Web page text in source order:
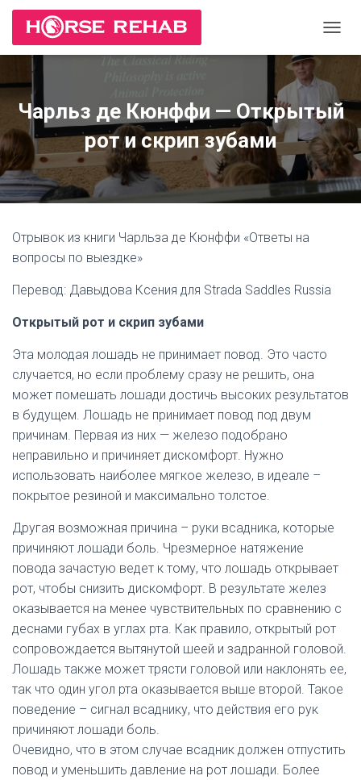
Е
Е
К
Л
Ю
Ч
И
Т
Ь
Чарльз де Кюнффи — Открытый
рот и скрип зубами
Отрывок из книги Чарльза де Кюнффи «Ответы на
вопросы по выездке»
Перевод: Давыдова Ксения для Strada Saddles Russia
Открытый рот и скрип зубами
Эта молодая лошадь не принимает повод. Это часто
случается, но если проблему сразу не решить, она
может помешать лошади достичь высоких результатов
в будущем. Лошадь не принимает повод под двум
причинам. Первая из них — железо подобрано
неправильно и причиняет дискомфорт. Нужно
использовать наиболее мягкое железо, в идеале –
покрытое резиной и максимально толстое.
Другая возможная причина – руки всадника, которые
причиняют лошади боль. Чрезмерное натяжение
повода зачастую ведет к тому, что лошадь открывает
рот, чтобы снизить дискомфорт. В результате желез
оказывается на менее чувствительных по сравнению с
деснами губах в углах рта. Как правило, открытый рот
сопровождается вытянутой шеей и задранной головой.
Лошадь также может трясти головой или наклонять ее,
так что один угол рта оказывается выше второй. Такое
поведение – сигнал всаднику, что действия его рук
причиняют лошади боль.
Очевидно, что в этом случае всадник должен отпустить
повод и уменьшить давление на рот лошади. Более